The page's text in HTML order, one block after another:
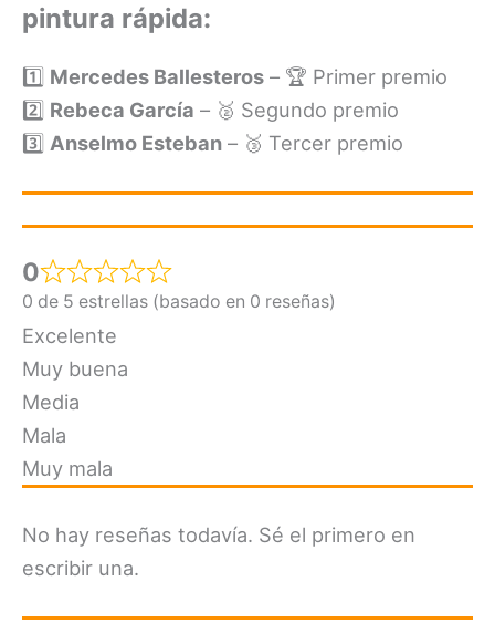
pintura rápida:
1️⃣ Mercedes Ballesteros – 🏆 Primer premio
2️⃣ Rebeca García – 🥈 Segundo premio
3️⃣ Anselmo Esteban – 🥉 Tercer premio
0
0 de 5 estrellas (basado en 0 reseñas)
Excelente
Muy buena
Media
Mala
Muy mala
No hay reseñas todavía. Sé el primero en
escribir una.